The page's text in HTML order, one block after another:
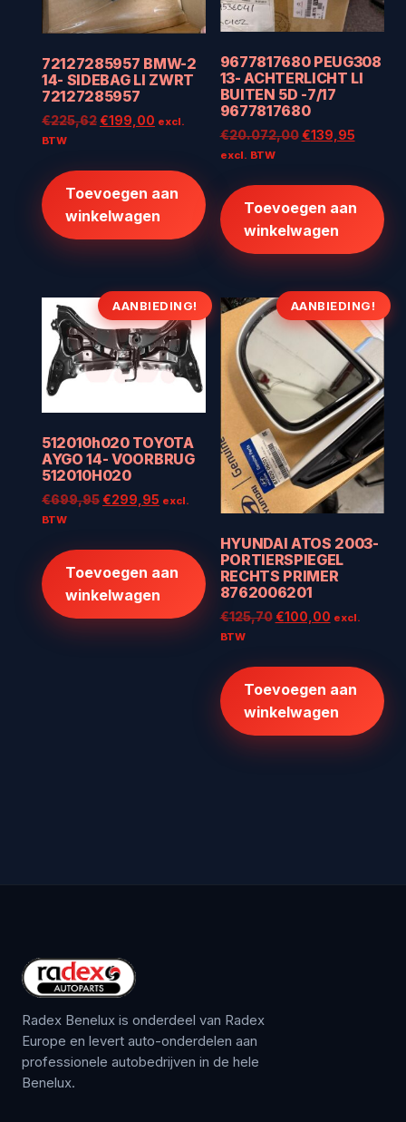
72127285957 BMW-2
14- SIDEBAG LI ZWRT
72127285957
€225,62Oorspronkelijke
€199,00 Huidige
€199,00.
excl.
BTW
Toevoegen aan
winkelwagen
9677817680 PEUG308
13- ACHTERLICHT LI
BUITEN 5D -7/17
9677817680
€20.072,00 Oorspronkelijke
€20.072,00.
€139,95Huidige
excl. BTW
Toevoegen aan
winkelwagen
AANBIEDING!
512010h020 TOYOTA
AYGO 14- VOORBRUG
512010H020
€699,95Oorspronkelijke
€299,95 Huidige
€299,95.
excl.
BTW
Toevoegen aan
winkelwagen
AANBIEDING!
HYUNDAI ATOS 2003-
PORTIERSPIEGEL
RECHTS PRIMER
8762006201
€125,70 Oorspronkelijke
€100,00Huidige
€100,00.
excl.
BTW
Toevoegen aan
winkelwagen
Radex Benelux is onderdeel van Radex
Europe en levert auto-onderdelen aan
professionele autobedrijven in de hele
Benelux.